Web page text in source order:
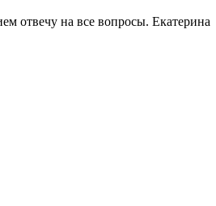
отвечу на все вопросы. Екатерина